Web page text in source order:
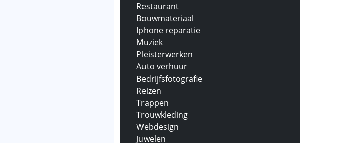
Restaurant
Bouwmateriaal
Iphone reparatie
Muziek
Pleisterwerken
Auto verhuur
Bedrijfsfotografie
Reizen
Trappen
Trouwkleding
Webdesign
Juwelen